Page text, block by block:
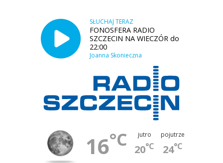
SŁUCHAJ TERAZ
FONOSFERA RADIO
SZCZECIN NA WIECZÓR do
22:00
Joanna Skonieczna
16°C jutro
20°C
pojutrze
24°C